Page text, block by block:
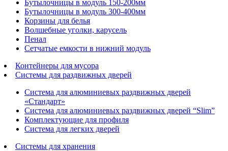
Бутылочницы в модуль 150-200мм
Бутылочницы в модуль 300-400мм
Корзины для белья
Волшебные уголки, карусель
Пенал
Cетчатые емкости в нижний модуль
Контейнеры для мусора
Системы для раздвижных дверей
Система для алюминиевых раздвижных дверей
«Стандарт»
Система для алюминиевых раздвижных дверей “Slim”
Комплектующие для профиля
Система для легких дверей
Системы для хранения